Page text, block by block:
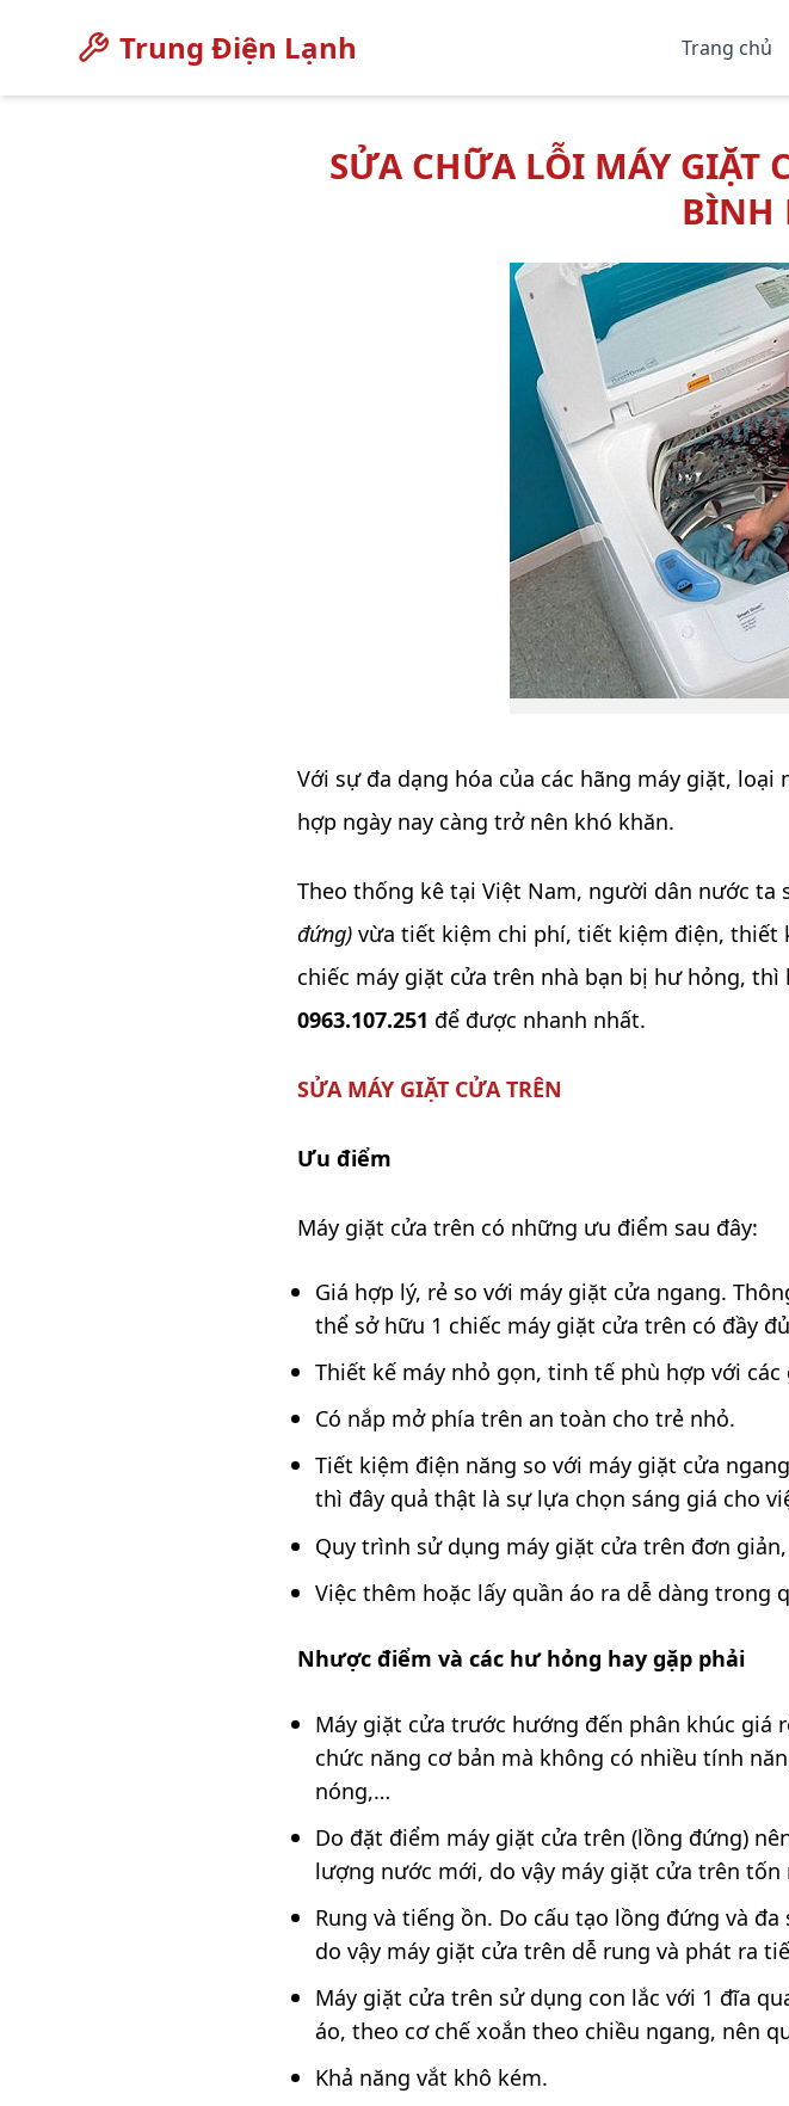
Trung Điện Lạnh Trang chủ
SỬA CHỮA LỖI MÁY GIẶT
BÌNH
Với sự đa dạng hóa của các hãng máy giặt,
hợp ngày nay càng trở nên khó khăn.
Theo thống kê tại Việt Nam, người dân nước
đứng) vừa tiết kiệm chi phí, tiết kiệm điện, thiết
chiếc máy giặt cửa trên nhà bạn bị hư hỏng,
0963.107.251 để được nhanh nhất.
SỬA MÁY GIẶT CỬA TRÊN
Ưu điểm
Máy giặt cửa trên có những ưu điểm sau đây:
Giá hợp lý, rẻ so với máy giặt cửa ngang.
thể sở hữu 1 chiếc máy giặt cửa trên có đầy
Thiết kế máy nhỏ gọn, tinh tế phù hợp với
Có nắp mở phía trên an toàn cho trẻ nhỏ.
Tiết kiệm điện năng so với máy giặt cửa
thì đây quả thật là sự lựa chọn sáng giá cho
Quy trình sử dụng máy giặt cửa trên đơn
Việc thêm hoặc lấy quần áo ra dễ dàng
Nhược điểm và các hư hỏng hay gặp phải
Máy giặt cửa trước hướng đến phân khúc giá
chức năng cơ bản mà không có nhiều tính
nóng,…
Do đặt điểm máy giặt cửa trên (lồng đứng)
lượng nước mới, do vậy máy giặt cửa trên
Rung và tiếng ồn. Do cấu tạo lồng đứng và
do vậy máy giặt cửa trên dễ rung và phát ra
Máy giặt cửa trên sử dụng con lắc với 1 đĩa
áo, theo cơ chế xoắn theo chiều ngang, nên
Khả năng vắt khô kém.